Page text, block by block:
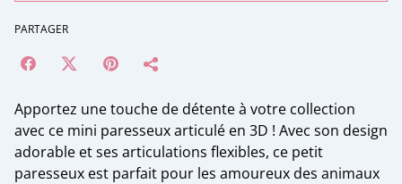
PARTAGER
Apportez une touche de détente à votre collection
avec ce mini paresseux articulé en 3D ! Avec son design
adorable et ses articulations flexibles, ce petit
paresseux est parfait pour les amoureux des animaux